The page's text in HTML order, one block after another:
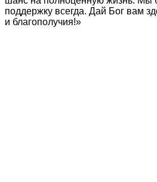
поддержку всегда. Дай Бог вам
и благополучия!»